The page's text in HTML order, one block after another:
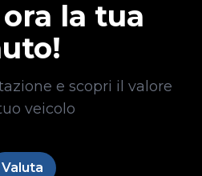
la tua
e scopri il valore
veicolo
Valuta